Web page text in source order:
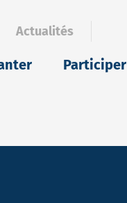
Actualités
Participer